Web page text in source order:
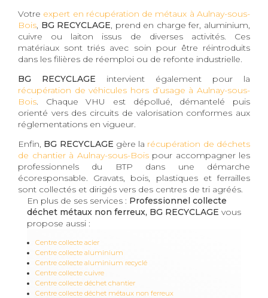
Votre expert en récupération de métaux à Aulnay-sous-
Bois, BG RECYCLAGE, prend en charge fer, aluminium,
cuivre ou laiton issus de diverses activités. Ces
matériaux sont triés avec soin pour être réintroduits
dans les filières de réemploi ou de refonte industrielle.
BG RECYCLAGE intervient également pour la
récupération de véhicules hors d’usage à Aulnay-sous-
Bois. Chaque VHU est dépollué, démantelé puis
orienté vers des circuits de valorisation conformes aux
réglementations en vigueur.
Enfin, BG RECYCLAGE gère la récupération de déchets
de chantier à Aulnay-sous-Boispour accompagner les
professionnels du BTP dans une démarche
écoresponsable. Gravats, bois, plastiques et ferrailles
sont collectés et dirigés vers des centres de tri agréés.
En plus de ses services : Professionnel collecte
déchet métaux non ferreux, BG RECYCLAGE vous
propose aussi :
Centre collecte acier
Centre collecte aluminium
Centre collecte aluminium recyclé
Centre collecte cuivre
Centre collecte déchet chantier
Centre collecte déchet métaux non ferreux